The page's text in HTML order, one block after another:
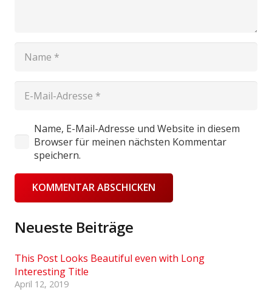
Name, E-Mail-Adresse und Website in diesem
Browser für meinen nächsten Kommentar
speichern.
KOMMENTAR ABSCHICKEN
Neueste Beiträge
This Post Looks Beautiful even with Long
Interesting Title
April 12, 2019